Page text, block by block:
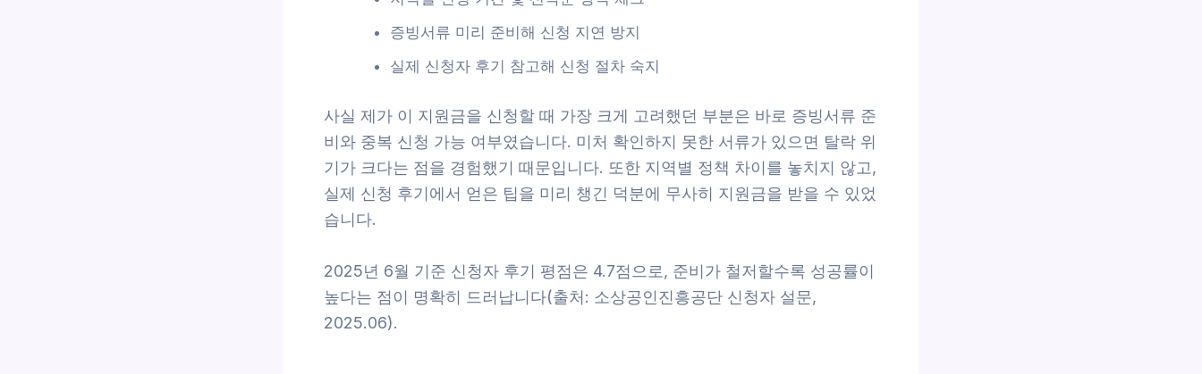
증빙서류 미리 준비해 신청 지연 방지
실제 신청자 후기 참고해 신청 절차 숙지
사실 제가 이 지원금을 신청할 때 가장 크게 고려했던 부분은 바로 증빙서류 준
비와 중복 신청 가능 여부였습니다. 미처 확인하지 못한 서류가 있으면 탈락 위
기가 크다는 점을 경험했기 때문입니다. 또한 지역별 정책 차이를 놓치지 않고,
실제 신청 후기에서 얻은 팁을 미리 챙긴 덕분에 무사히 지원금을 받을 수 있었
습니다.
2025년 6월 기준 신청자 후기 평점은 4.7점으로, 준비가 철저할수록 성공률이
높다는 점이 명확히 드러납니다(출처: 소상공인진흥공단 신청자 설문,
2025.06).